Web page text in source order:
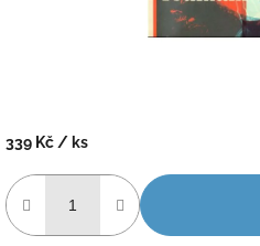
339 Kč / ks
cena: